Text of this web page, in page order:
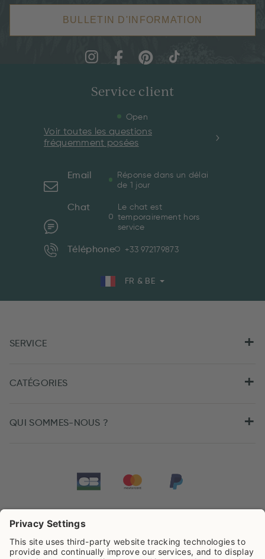
BULLETIN D'INFORMATION
Service client
Open
Voir toutes les questions
fréquemment posées
Email
Réponse dans un délai
de 1 jour
Chat
Le chat est
temporairement hors
service
Téléphone +33 972179873
FR & BE
SERVICE
CATÉGORIES
QUI SOMMES-NOUS ?